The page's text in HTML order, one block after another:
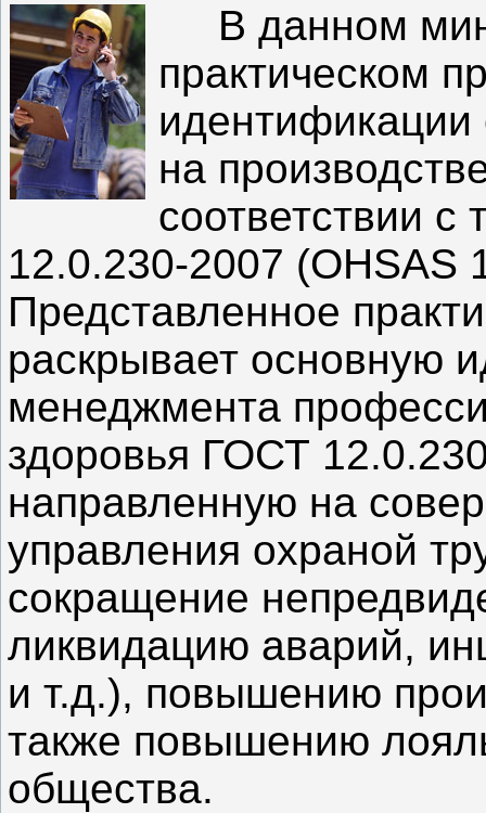
В данном
практическом
идентификации
на
соответствии
12.0.230-2007 (OHSAS
Представленное
раскрывает основную
менеджмента
здоровья ГОСТ
направленную на
управления охраной
сокращение
ликвидацию аварий,
и т.д.), повышению
также повышению
общества.